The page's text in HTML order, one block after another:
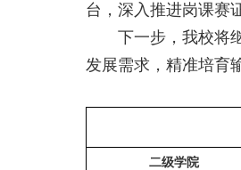
台，深入推进岗课赛
下一步，我校将
发展需求，精准培育
二级学院